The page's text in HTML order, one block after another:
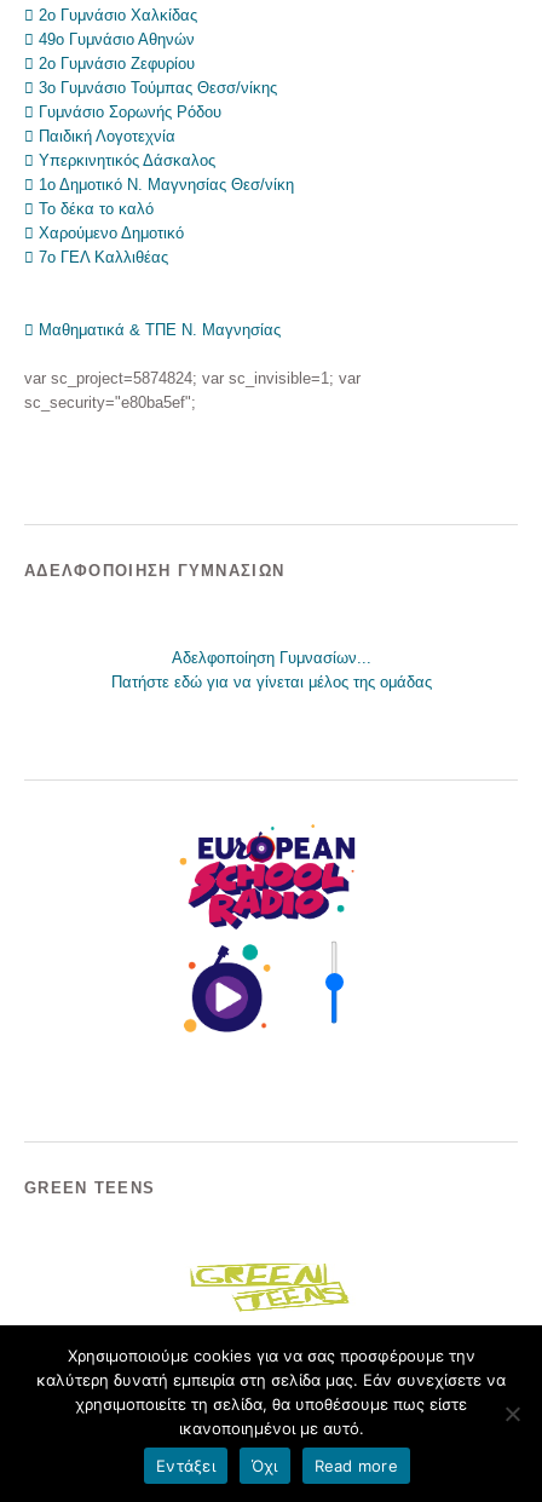
 2ο Γυμνάσιο Χαλκίδας
 49ο Γυμνάσιο Αθηνών
 2ο Γυμνάσιο Ζεφυρίου
 3ο Γυμνάσιο Τούμπας Θεσσ/νίκης
 Γυμνάσιο Σορωνής Ρόδου
 Παιδική Λογοτεχνία
 Υπερκινητικός Δάσκαλος
 1ο Δημοτικό Ν. Μαγνησίας Θεσ/νίκη
 Το δέκα το καλό
 Χαρούμενο Δημοτικό
 7ο ΓΕΛ Καλλιθέας
 Μαθηματικά & ΤΠΕ Ν. Μαγνησίας
var sc_project=5874824; var sc_invisible=1; var
sc_security="e80ba5ef";
ΑΔΕΛΦΟΠΟΊΗΣΗ ΓΥΜΝΑΣΊΩΝ
Αδελφοποίηση Γυμνασίων...
Πατήστε εδώ για να γίνεται μέλος της ομάδας
GREEN TEENS
Ασύγχρονη τηλεκπαίδευση
Χρησιμοποιούμε cookies για να σας προσφέρουμε την
καλύτερη δυνατή εμπειρία στη σελίδα μας. Εάν συνεχίσετε να
χρησιμοποιείτε τη σελίδα, θα υποθέσουμε πως είστε
ικανοποιημένοι με αυτό.
Εντάξει
Όχι Read more